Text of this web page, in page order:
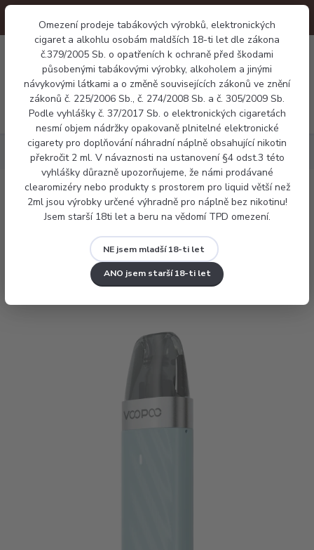
Omezení prodeje tabákových výrobků, elektronických
cigaret a alkohlu osobám maldších 18-ti let dle zákona
č.379/2005 Sb. o opatřeních k ochraně před škodami
působenými tabákovými výrobky, alkoholem a jinými
návykovými látkami a o změně souvisejících zákonů ve znění
zákonů č. 225/2006 Sb., č. 274/2008 Sb. a č. 305/2009 Sb.
Podle vyhlášky č. 37/2017 Sb. o elektronických cigaretách
nesmí objem nádržky opakovaně plnitelné elektronické
cigarety pro doplňování náhradní náplně obsahující nikotin
překročit 2 ml. V návaznosti na ustanovení §4 odst.3 této
vyhlášky důrazně upozorňujeme, že námi prodávané
clearomizéry nebo produkty s prostorem pro liquid větší než
2ml jsou výrobky určené výhradně pro náplně bez nikotinu!
Jsem starší 18ti let a beru na vědomí TPD omezení.
NE jsem mladší 18-ti let
ANO jsem starší 18-ti let
Menu
0 Kč
Elektronické cigarety Voopoo Argus Z2
Voopoo Argus Z2